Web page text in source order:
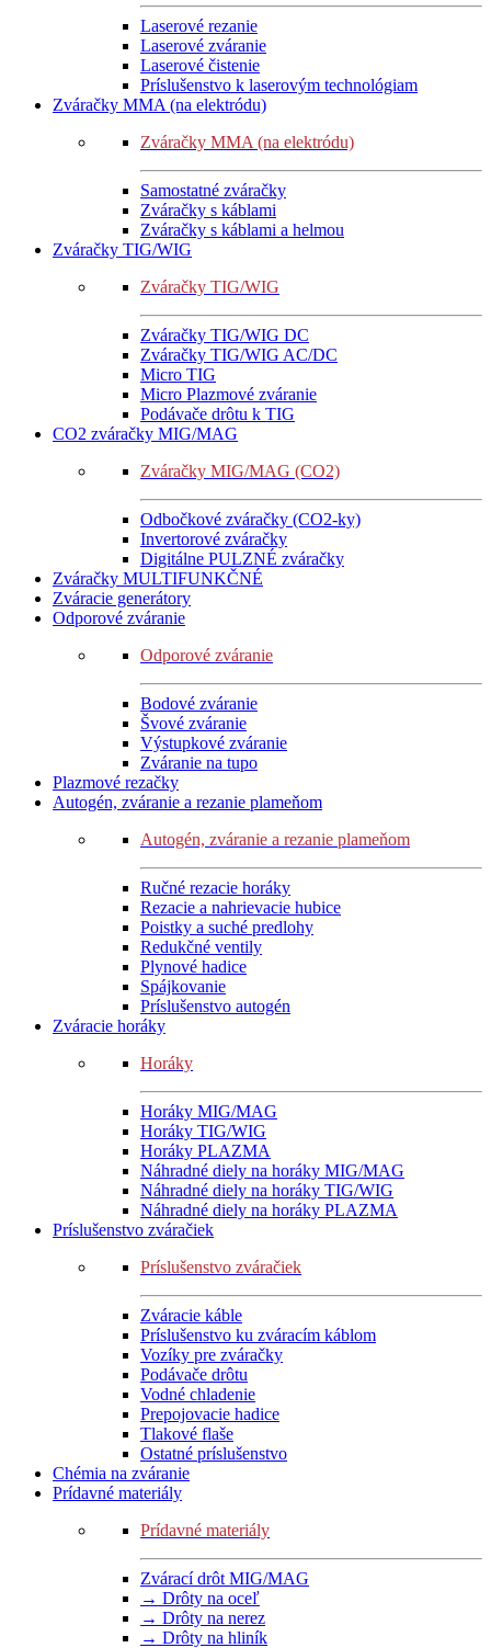
Laserové rezanie
Laserové zváranie
Laserové čistenie
Príslušenstvo k laserovým technológiam
Zváračky MMA (na elektródu)
Zváračky MMA (na elektródu)
Samostatné zváračky
Zváračky s káblami
Zváračky s káblami a helmou
Zváračky TIG/WIG
Zváračky TIG/WIG
Zváračky TIG/WIG DC
Zváračky TIG/WIG AC/DC
Micro TIG
Micro Plazmové zváranie
Podávače drôtu k TIG
CO2 zváračky MIG/MAG
Zváračky MIG/MAG (CO2)
Odbočkové zváračky (CO2-ky)
Invertorové zváračky
Digitálne PULZNÉ zváračky
Zváračky MULTIFUNKČNÉ
Zváracie generátory
Odporové zváranie
Odporové zváranie
Bodové zváranie
Švové zváranie
Výstupkové zváranie
Zváranie na tupo
Plazmové rezačky
Autogén, zváranie a rezanie plameňom
Autogén, zváranie a rezanie plameňom
Ručné rezacie horáky
Rezacie a nahrievacie hubice
Poistky a suché predlohy
Redukčné ventily
Plynové hadice
Spájkovanie
Príslušenstvo autogén
Zváracie horáky
Horáky
Horáky MIG/MAG
Horáky TIG/WIG
Horáky PLAZMA
Náhradné diely na horáky MIG/MAG
Náhradné diely na horáky TIG/WIG
Náhradné diely na horáky PLAZMA
Príslušenstvo zváračiek
Príslušenstvo zváračiek
Zváracie káble
Príslušenstvo ku zváracím káblom
Vozíky pre zváračky
Podávače drôtu
Vodné chladenie
Prepojovacie hadice
Tlakové flaše
Ostatné príslušenstvo
Chémia na zváranie
Prídavné materiály
Prídavné materiály
Zvárací drôt MIG/MAG
→ Drôty na oceľ
→ Drôty na nerez
→ Drôty na hliník